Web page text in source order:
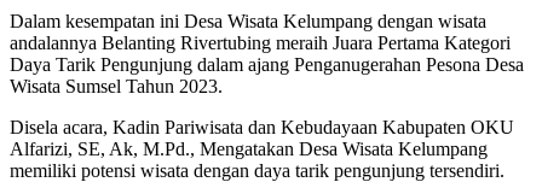
Dalam kesempatan ini Desa Wisata Kelumpang dengan wisata
andalannya Belanting Rivertubing meraih Juara Pertama Kategori
Daya Tarik Pengunjung dalam ajang Penganugerahan Pesona Desa
Wisata Sumsel Tahun 2023.
Disela acara, Kadin Pariwisata dan Kebudayaan Kabupaten OKU
Alfarizi, SE, Ak, M.Pd., Mengatakan Desa Wisata Kelumpang
memiliki potensi wisata dengan daya tarik pengunjung tersendiri.